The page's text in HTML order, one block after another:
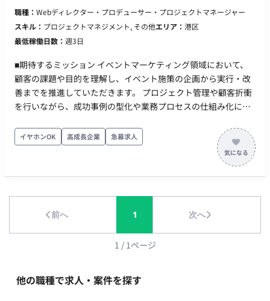
職種： Webディレクター・プロデューサー・プロジェクトマネージャー
スキル： プロジェクトマネジメント, その他エリア： 港区
最低稼働日数： 週3日
■期待するミッション イベントマーケティング領域において、
顧客の課題や目的を理解し、イベント施策の企画から実行・改
善までを推進していただきます。 プロジェクト管理や顧客折衝
を行いながら、成功事例の型化や業務プロセスの仕組み化にも
ロジェクト推進・顧客支援】 ・顧客との定例ミーティング、チ
ャット対応 ・イベント開催に向けたスケジュール作成、進捗管
理 ・社内外関係者との調整 ・イベント実施に向けたタスク管理
【イベントマーケティング支援】 ・ウェビナーやオンラインイ
グ施策の企画、実行支援 【仕組み化・改善活動】 ・イベント運
営における成功事例の整理 ・オペレーション標準化 ・マニュア
一部出社が伴う場合もあります ・稼働時間：日中帯でのクライ
アント対応が可能な方
イヤホンOK 高成長企業 急募求人
前へ 1 次へ
1 / 1ページ
他の職種で求人・案件を探す